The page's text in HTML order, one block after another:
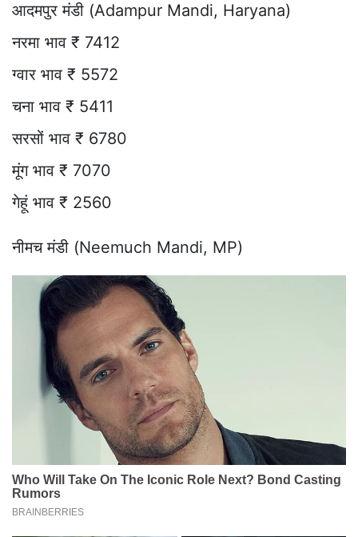
आदमपुर मंडी (Adampur Mandi, Haryana)
नरमा भाव ₹ 7412
ग्वार भाव ₹ 5572
चना भाव ₹ 5411
सरसों भाव ₹ 6780
मूंग भाव ₹ 7070
गेहूं भाव ₹ 2560
नीमच मंडी (Neemuch Mandi, MP)